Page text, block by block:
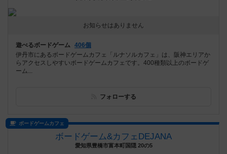
お知らせはありません
遊べるボードゲーム 406個
伊丹市にあるボードゲームカフェ「ルナソルカフェ」は、阪神エリアか
らアクセスしやすいボードゲームカフェです。400種類以上のボードゲ
ーム...
フォローする
ボードゲームカフェ
ボードゲーム&カフェDEJANA
愛知県豊橋市富本町国隠 20の5